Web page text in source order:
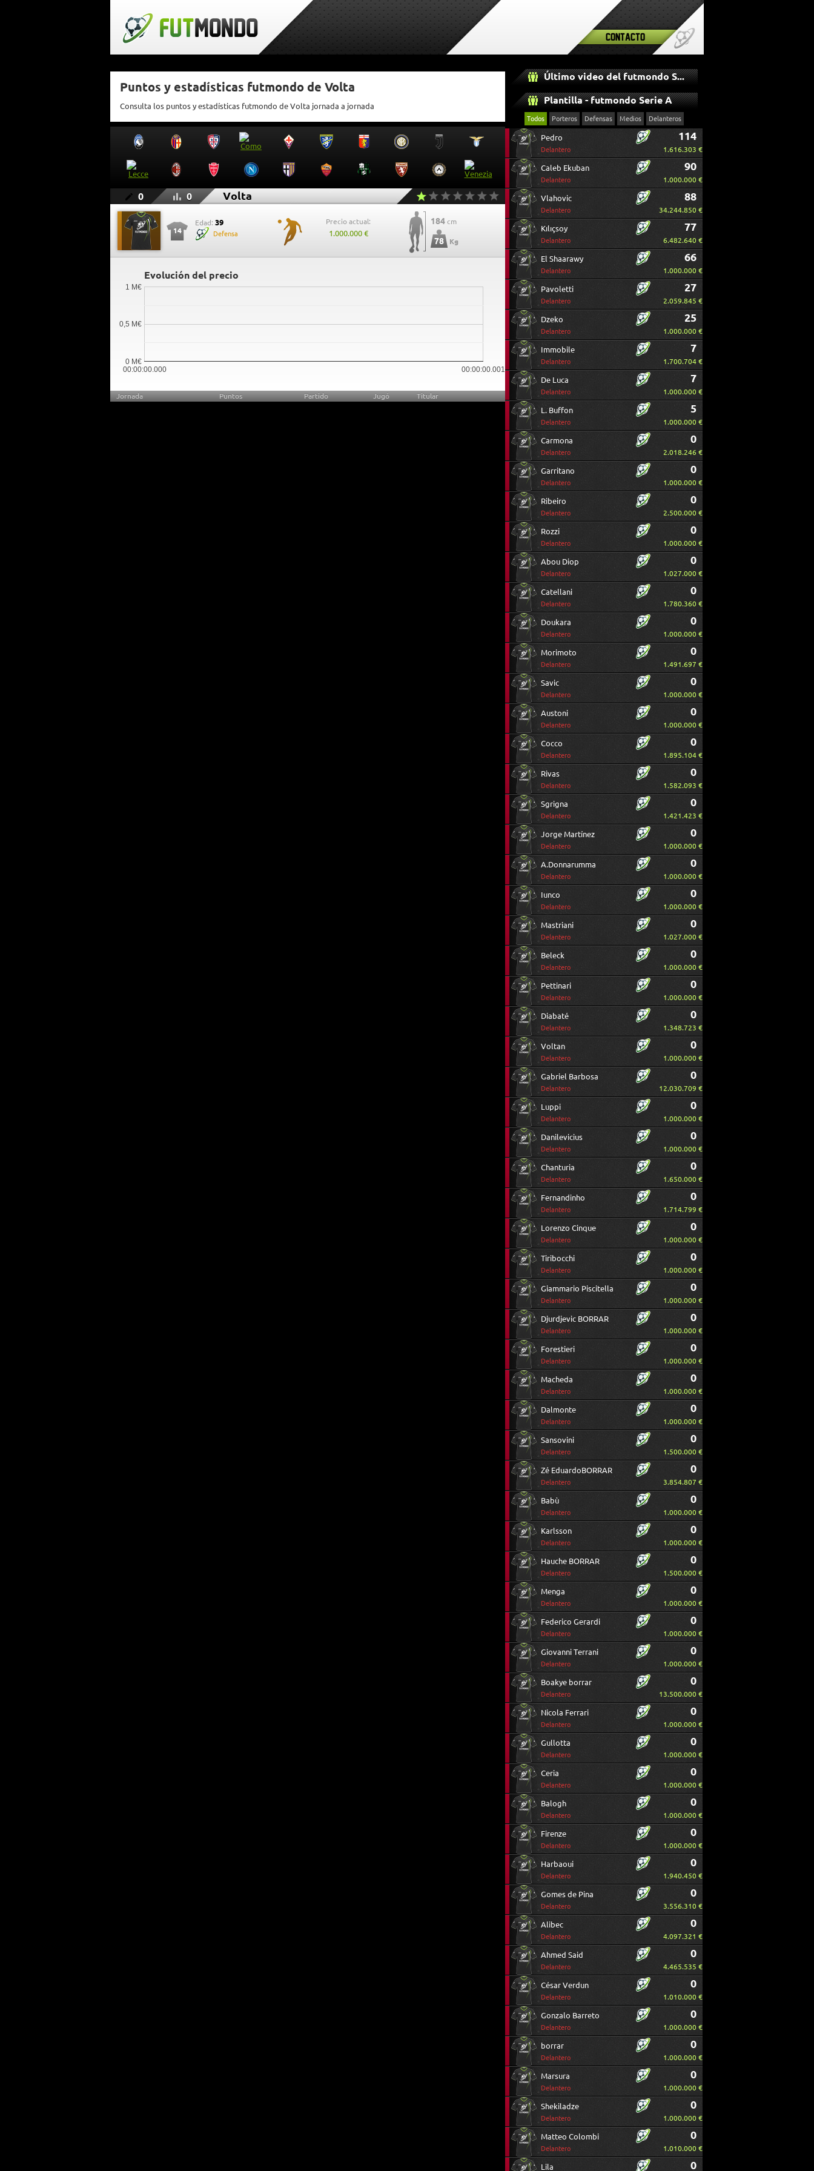
Contacto
Puntos y estadísticas futmondo de Volta
Consulta los puntos y estadísticas futmondo de Volta jornada a jornada
0 0 Volta
14
Edad: 39
Defensa
Precio actual:
1.000.000 €
184 cm
78 Kg
Evolución del precio
00:00:00.000 00:00:00.001
0 M€
0,5 M€
1 M€
Jornada Puntos Partido Jugó Titular
Último video del futmondo Serie A
Plantilla - futmondo Serie A
Todos Porteros Defensas Medios Delanteros
Pedro
Delantero
114
1.616.303 €
Caleb Ekuban
Delantero
90
1.000.000 €
Vlahovic
Delantero
88
34.244.850 €
Kılıçsoy
Delantero
77
6.482.640 €
El Shaarawy
Delantero
66
1.000.000 €
Pavoletti
Delantero
27
2.059.845 €
Dzeko
Delantero
25
1.000.000 €
Immobile
Delantero
7
1.700.704 €
De Luca
Delantero
7
1.000.000 €
L. Buffon
Delantero
5
1.000.000 €
Carmona
Delantero
0
2.018.246 €
Garritano
Delantero
0
1.000.000 €
Ribeiro
Delantero
0
2.500.000 €
Rozzi
Delantero
0
1.000.000 €
Abou Diop
Delantero
0
1.027.000 €
Catellani
Delantero
0
1.780.360 €
Doukara
Delantero
0
1.000.000 €
Morimoto
Delantero
0
1.491.697 €
Savic
Delantero
0
1.000.000 €
Austoni
Delantero
0
1.000.000 €
Cocco
Delantero
0
1.895.104 €
Rivas
Delantero
0
1.582.093 €
Sgrigna
Delantero
0
1.421.423 €
Jorge Martínez
Delantero
0
1.000.000 €
A.Donnarumma
Delantero
0
1.000.000 €
Iunco
Delantero
0
1.000.000 €
Mastriani
Delantero
0
1.027.000 €
Beleck
Delantero
0
1.000.000 €
Pettinari
Delantero
0
1.000.000 €
Diabaté
Delantero
0
1.348.723 €
Voltan
Delantero
0
1.000.000 €
Gabriel Barbosa
Delantero
0
12.030.709 €
Luppi
Delantero
0
1.000.000 €
Danilevicius
Delantero
0
1.000.000 €
Chanturia
Delantero
0
1.650.000 €
Fernandinho
Delantero
0
1.714.799 €
Lorenzo Cinque
Delantero
0
1.000.000 €
Tiribocchi
Delantero
0
1.000.000 €
Giammario Piscitella
Delantero
0
1.000.000 €
Djurdjevic BORRAR
Delantero
0
1.000.000 €
Forestieri
Delantero
0
1.000.000 €
Macheda
Delantero
0
1.000.000 €
Dalmonte
Delantero
0
1.000.000 €
Sansovini
Delantero
0
1.500.000 €
Zé EduardoBORRAR
Delantero
0
3.854.807 €
Babù
Delantero
0
1.000.000 €
Karlsson
Delantero
0
1.000.000 €
Hauche BORRAR
Delantero
0
1.500.000 €
Menga
Delantero
0
1.000.000 €
Federico Gerardi
Delantero
0
1.000.000 €
Giovanni Terrani
Delantero
0
1.000.000 €
Boakye borrar
Delantero
0
13.500.000 €
Nicola Ferrari
Delantero
0
1.000.000 €
Gullotta
Delantero
0
1.000.000 €
Ceria
Delantero
0
1.000.000 €
Balogh
Delantero
0
1.000.000 €
Firenze
Delantero
0
1.000.000 €
Harbaoui
Delantero
0
1.940.450 €
Gomes de Pina
Delantero
0
3.556.310 €
Alibec
Delantero
0
4.097.321 €
Ahmed Said
Delantero
0
4.465.535 €
César Verdun
Delantero
0
1.010.000 €
Gonzalo Barreto
Delantero
0
1.000.000 €
borrar
Delantero
0
1.000.000 €
Marsura
Delantero
0
1.000.000 €
Shekiladze
Delantero
0
1.000.000 €
Matteo Colombi
Delantero
0
1.010.000 €
Lila 0